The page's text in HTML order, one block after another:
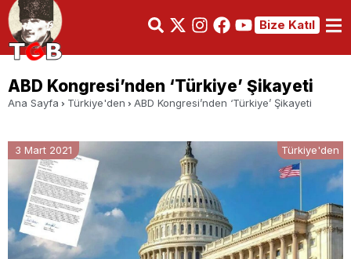
Bize Katıl
ABD Kongresi’nden ‘Türkiye’ Şikayeti
Ana Sayfa Türkiye'den ABD Kongresi’nden ‘Türkiye’ Şikayeti
3 Mart 2021 Türkiye'den